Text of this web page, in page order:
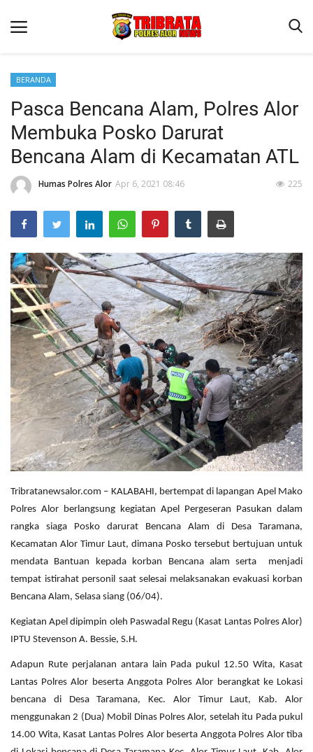
Beranda
Terms & Conditions
Reskrim
Binkam
Lantas
Giat Ops
Mitra Polisi
Polisi Kita
BERANDA
Pasca Bencana Alam, Polres Alor
Membuka Posko Darurat
Bencana Alam di Kecamatan ATL
Humas Polres Alor Apr 6, 2021 08:46 225
Tribratanewsalor.com – KALABAHI, bertempat di lapangan Apel Mako
Polres Alor berlangsung kegiatan Apel Pergeseran Pasukan dalam
rangka siaga Posko darurat Bencana Alam di Desa Taramana,
Kecamatan Alor Timur Laut, dimana Posko tersebut bertujuan untuk
mendata Bantuan kepada korban Bencana alam serta menjadi
tempat istirahat personil saat selesai melaksanakan evakuasi korban
Bencana Alam, Selasa siang (06/04).
Kegiatan Apel dipimpin oleh Paswadal Regu (Kasat Lantas Polres Alor)
IPTU Stevenson A. Bessie, S.H.
Adapun Rute perjalanan antara lain Pada pukul 12.50 Wita, Kasat
Lantas Polres Alor beserta Anggota Polres Alor berangkat ke Lokasi
bencana di Desa Taramana, Kec. Alor Timur Laut, Kab. Alor
menggunakan 2 (Dua) Mobil Dinas Polres Alor, setelah itu Pada pukul
14.00 Wita, Kasat Lantas Polres Alor beserta Anggota Polres Alor tiba